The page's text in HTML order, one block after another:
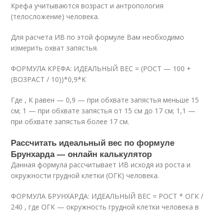
Крефа учитываются возраст и антропология
(телосложение) человека.
Для расчета ИВ по этой формуле Вам необходимо
измерить охват запястья.
ФОРМУЛА КРЕФА: ИДЕАЛЬНЫЙ ВЕС = (РОСТ — 100 +
(ВОЗРАСТ / 10))*0,9*К
Где , К равен — 0,9 — при обхвате запястья меньше 15
см; 1 — при обхвате запястья от 15 см до 17 см; 1,1 —
при обхвате запястья более 17 см.
Рассчитать идеальный вес по формуле
Брунхарда — онлайн калькулятор
Данная формула рассчитывает ИВ исходя из роста и
окружности грудной клетки (ОГК) человека.
ФОРМУЛА БРУНХАРДА: ИДЕАЛЬНЫЙ ВЕС = РОСТ * ОГК /
240 , где ОГК — окружность грудной клетки человека в